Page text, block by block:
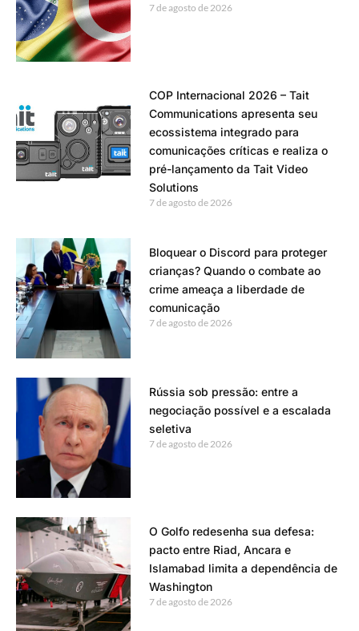
7 de agosto de 2026
COP Internacional 2026 – Tait
Communications apresenta seu
ecossistema integrado para
comunicações críticas e realiza o
pré-lançamento da Tait Video
Solutions
7 de agosto de 2026
Bloquear o Discord para proteger
crianças? Quando o combate ao
crime ameaça a liberdade de
comunicação
7 de agosto de 2026
Rússia sob pressão: entre a
negociação possível e a escalada
seletiva
7 de agosto de 2026
O Golfo redesenha sua defesa:
pacto entre Riad, Ancara e
Islamabad limita a dependência de
Washington
7 de agosto de 2026